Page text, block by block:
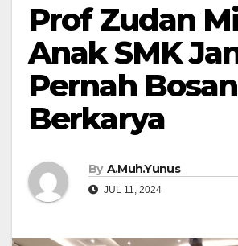
Prof Zudan
Anak SMK
Pernah Bosan
Berkarya
By A.Muh.Yunus
JUL 11, 2024